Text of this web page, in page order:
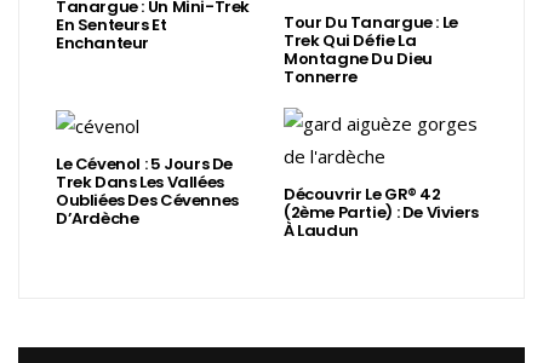
Tanargue : Un Mini-Trek
En Senteurs Et
Enchanteur
Tour Du Tanargue : Le
Trek Qui Défie La
Montagne Du Dieu
Tonnerre
Le Cévenol : 5 Jours De
Trek Dans Les Vallées
Oubliées Des Cévennes
D’Ardèche
Découvrir Le GR® 42
(2ème Partie) : De Viviers
À Laudun